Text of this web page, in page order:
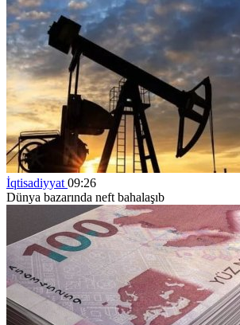
İqtisadiyyat 09:26
Dünya bazarında neft bahalaşıb